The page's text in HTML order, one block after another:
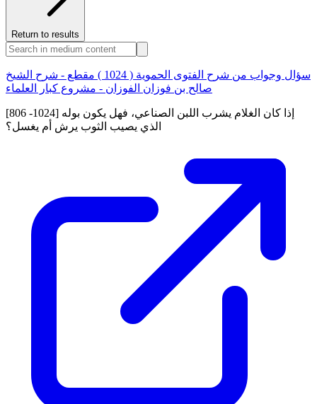
Return to results
سؤال وجواب من شرح الفتوى الحموية ( 1024 ) مقطع - شرح الشيخ
صالح بن فوزان الفوزان - مشروع كبار العلماء
[806 -1024] إذا كان الغلام يشرب اللبن الصناعي، فهل يكون بوله
الذي يصيب الثوب يرش أم يغسل؟